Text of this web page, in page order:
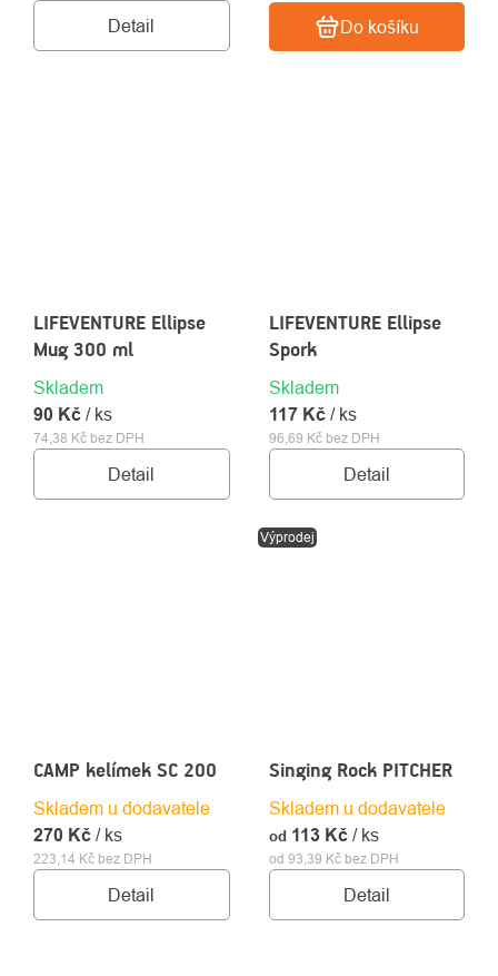
Detail Do košíku
LIFEVENTURE Ellipse
Mug 300 ml
Skladem
74,38 Kč bez DPH
90 Kč / ks
Detail
LIFEVENTURE Ellipse
Spork
Skladem
96,69 Kč bez DPH
117 Kč / ks
Detail
CAMP kelímek SC 200
Skladem u dodavatele
223,14 Kč bez DPH
270 Kč / ks
Detail
Výprodej
Singing Rock PITCHER
Skladem u dodavatele
od 93,39 Kč bez DPH
od 113 Kč / ks
Detail